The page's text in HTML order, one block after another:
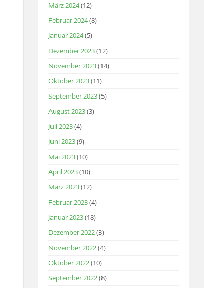
März 2024(12)
Februar 2024(8)
Januar 2024(5)
Dezember 2023(12)
November 2023(14)
Oktober 2023(11)
September 2023(5)
August 2023(3)
Juli 2023(4)
Juni 2023(9)
Mai 2023(10)
April 2023(10)
März 2023(12)
Februar 2023(4)
Januar 2023(18)
Dezember 2022(3)
November 2022(4)
Oktober 2022(10)
September 2022(8)